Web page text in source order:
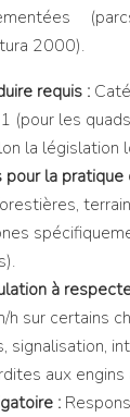
2000).
requis :
(pour les
la législation
la pratique
à
h sur certains
signalisation,
aux engins
: